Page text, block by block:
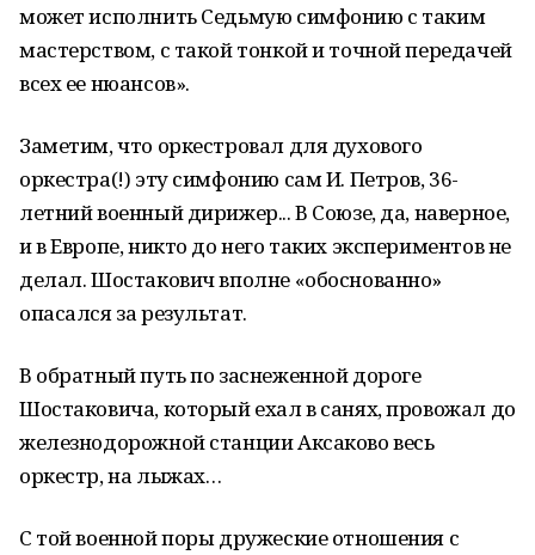
может исполнить Седьмую симфонию с таким
мастерством, с такой тонкой и точной передачей
всех ее нюансов».
Заметим, что оркестровал для духового
оркестра(!) эту симфонию сам И. Петров, 36-
летний военный дирижер... В Союзе, да, наверное,
и в Европе, никто до него таких экспериментов не
делал. Шостакович вполне «обоснованно»
опасался за результат.
В обратный путь по заснеженной дороге
Шостаковича, который ехал в санях, провожал до
железнодорожной станции Аксаково весь
оркестр, на лыжах…
С той военной поры дружеские отношения с